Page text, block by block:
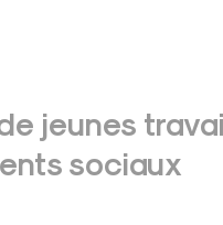
jeunes
sociaux